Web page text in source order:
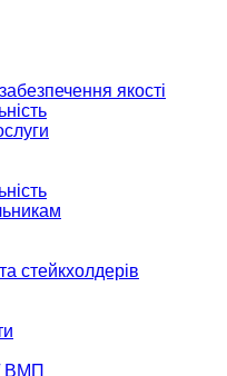
якості
стейкхолдерів
ВМП